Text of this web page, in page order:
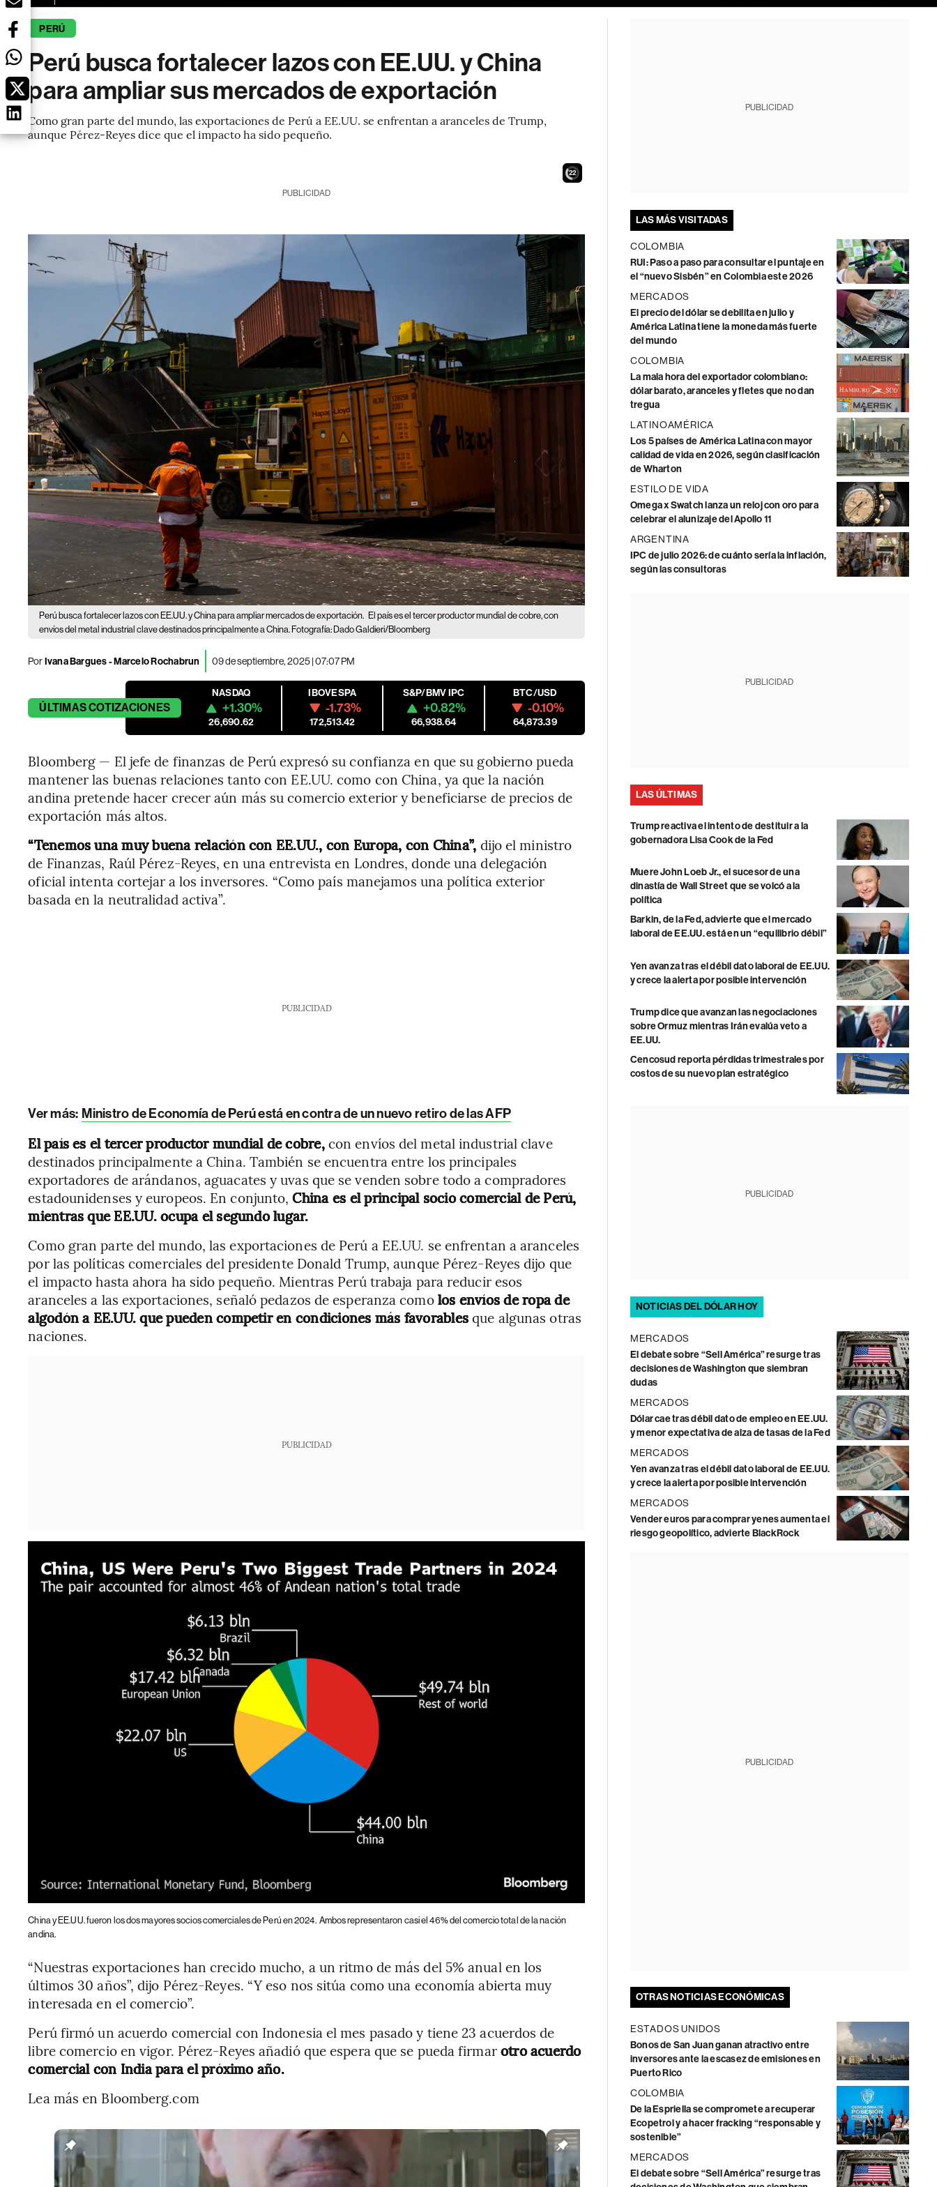
PERÚ
Perú busca fortalecer lazos con EE.UU. y China
para ampliar sus mercados de exportación
Como gran parte del mundo, las exportaciones de Perú a EE.UU. se enfrentan a aranceles de Trump,
aunque Pérez-Reyes dice que el impacto ha sido pequeño.
21
PUBLICIDAD
Perú busca fortalecer lazos con EE.UU. y China para ampliar mercados de exportación. El país es el tercer productor mundial de cobre, con
envíos del metal industrial clave destinados principalmente a China. Fotografía: Dado Galdieri/Bloomberg
PorIvana Bargues - Marcelo Rochabrun 09 de septiembre, 2025 | 07:07 PM
ÚLTIMASCOTIZACIONES
NASDAQ
+1.30%
26,690.62
IBOVESPA
-1.73%
172,513.42
S&P/BMV IPC
+0.82%
66,938.64
BTC/USD
-0.10%
64,873.39
Bloomberg — El jefe de finanzas de Perú expresó su confianza en que su gobierno pueda
mantener las buenas relaciones tanto con EE.UU. como con China, ya que la nación
andina pretende hacer crecer aún más su comercio exterior y beneficiarse de precios de
exportación más altos.
“Tenemos una muy buena relación con EE.UU., con Europa, con China”, dijo el ministro
de Finanzas, Raúl Pérez-Reyes, en una entrevista en Londres, donde una delegación
oficial intenta cortejar a los inversores. “Como país manejamos una política exterior
basada en la neutralidad activa”.
PUBLICIDAD
Ver más: Ministro de Economía de Perú está en contra de un nuevo retiro de las AFP
El país es el tercer productor mundial de cobre,con envíos del metal industrial clave
destinados principalmente a China. También se encuentra entre los principales
exportadores de arándanos, aguacates y uvas que se venden sobre todo a compradores
estadounidenses y europeos. En conjunto,China es el principal socio comercial de Perú,
mientras que EE.UU. ocupa el segundo lugar.
Como gran parte del mundo, las exportaciones de Perú a EE.UU. se enfrentan a aranceles
por las políticas comerciales del presidente Donald Trump, aunque Pérez-Reyes dijo que
el impacto hasta ahora ha sido pequeño. Mientras Perú trabaja para reducir esos
aranceles a las exportaciones, señaló pedazos de esperanza comolos envíos de ropa de
algodón a EE.UU. que pueden competir en condiciones más favorablesque algunas otras
naciones.
PUBLICIDAD
China y EE.UU. fueron los dos mayores socios comerciales de Perú en 2024. Ambos representaron casi el 46% del comercio total de la nación
andina.
“Nuestras exportaciones han crecido mucho, a un ritmo de más del 5% anual en los
últimos 30 años”, dijo Pérez-Reyes. “Y eso nos sitúa como una economía abierta muy
interesada en el comercio”.
Perú firmó un acuerdo comercial con Indonesia el mes pasado y tiene 23 acuerdos de
libre comercio en vigor. Pérez-Reyes añadió que espera que se pueda firmarotro acuerdo
comercial con India para el próximo año.
Lea más en Bloomberg.com
PUBLICIDAD
LAS MÁS VISITADAS
COLOMBIA
RUI: Paso a paso para consultar el puntaje en
el “nuevo Sisbén” en Colombia este 2026
MERCADOS
El precio del dólar se debilita en julio y
América Latina tiene la moneda más fuerte
del mundo
COLOMBIA
La mala hora del exportador colombiano:
dólar barato, aranceles y fletes que no dan
tregua
LATINOAMÉRICA
Los 5 países de América Latina con mayor
calidad de vida en 2026, según clasificación
de Wharton
ESTILO DE VIDA
Omega x Swatch lanza un reloj con oro para
celebrar el alunizaje del Apollo 11
ARGENTINA
IPC de julio 2026: de cuánto sería la inflación,
según las consultoras
PUBLICIDAD
LAS ÚLTIMAS
Trump reactiva el intento de destituir a la
gobernadora Lisa Cook de la Fed
Muere John Loeb Jr., el sucesor de una
dinastía de Wall Street que se volcó a la
política
Barkin, de la Fed, advierte que el mercado
laboral de EE.UU. está en un “equilibrio débil”
Yen avanza tras el débil dato laboral de EE.UU.
y crece la alerta por posible intervención
Trump dice que avanzan las negociaciones
sobre Ormuz mientras Irán evalúa veto a
EE.UU.
Cencosud reporta pérdidas trimestrales por
costos de su nuevo plan estratégico
PUBLICIDAD
NOTICIAS DEL DÓLAR HOY
MERCADOS
El debate sobre “Sell América” resurge tras
decisiones de Washington que siembran
dudas
MERCADOS
Dólar cae tras débil dato de empleo en EE.UU.
y menor expectativa de alza de tasas de la Fed
MERCADOS
Yen avanza tras el débil dato laboral de EE.UU.
y crece la alerta por posible intervención
MERCADOS
Vender euros para comprar yenes aumenta el
riesgo geopolítico, advierte BlackRock
PUBLICIDAD
OTRAS NOTICIAS ECONÓMICAS
ESTADOS UNIDOS
Bonos de San Juan ganan atractivo entre
inversores ante la escasez de emisiones en
Puerto Rico
COLOMBIA
De la Espriella se compromete a recuperar
Ecopetrol y a hacer fracking “responsable y
sostenible”
MERCADOS
El debate sobre “Sell América” resurge tras